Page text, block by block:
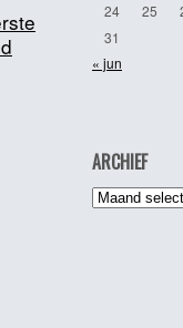
24
25
31
« jun
ARCHIEF
Archief